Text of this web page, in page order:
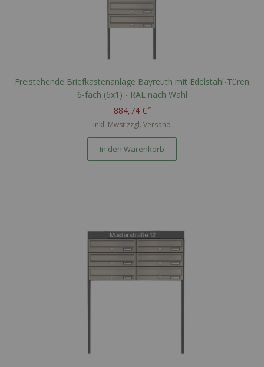
Freistehende Briefkastenanlage Bayreuth mit Edelstahl-Türen
6-fach (6x1) - RAL nach Wahl
884,74 €
inkl. Mwst zzgl. Versand
In den Warenkorb